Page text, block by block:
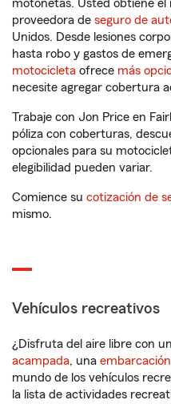
motonetas. Usted obtiene el
proveedora de seguro de
Unidos. Desde lesiones
hasta robo y gastos de
motocicleta ofrece más
necesite agregar cobertura
Trabaje con Jon Price en
póliza con coberturas,
opcionales para su
elegibilidad pueden variar.
Comience su cotización de
mismo.
Vehículos recreativos
¿Disfruta del aire libre con
acampada, una embarcación
mundo de los vehículos
la lista de actividades